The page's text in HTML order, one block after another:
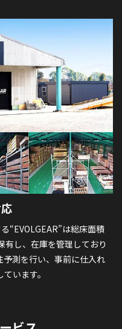
“EVOLGEAR”は総床面積
し、在庫を管理しており
予測を行い、事前に仕入れ
います。